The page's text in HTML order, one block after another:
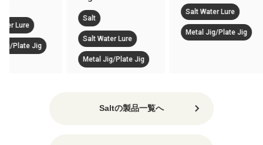
Salt
Salt Water Lure
Metal Jig/Plate Jig
Metal Jig/Plate Jig
Metal
Saltの製品一覧へ